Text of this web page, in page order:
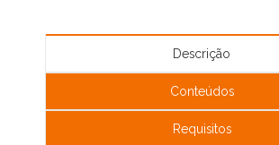
Descrição
Conteúdos
Requisitos